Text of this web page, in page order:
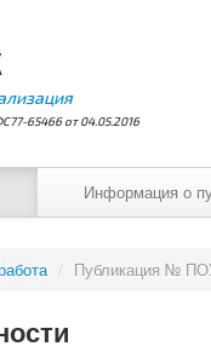
65466 от 04.05.2016
Информация о
/ Публикация №